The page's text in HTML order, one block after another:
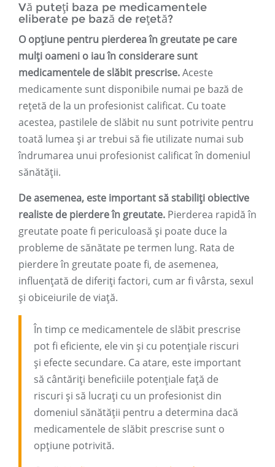
Vă puteți baza pe medicamentele
eliberate pe bază de rețetă?
O opțiune pentru pierderea în greutate pe care
mulți oameni o iau în considerare sunt
medicamentele de slăbit prescrise.Aceste
medicamente sunt disponibile numai pe bază de
rețetă de la un profesionist calificat. Cu toate
acestea, pastilele de slăbit nu sunt potrivite pentru
toată lumea și ar trebui să fie utilizate numai sub
îndrumarea unui profesionist calificat în domeniul
sănătății.
De asemenea, este important să stabiliți obiective
realiste de pierdere în greutate. Pierderea rapidă în
greutate poate fi periculoasă și poate duce la
probleme de sănătate pe termen lung. Rata de
pierdere în greutate poate fi, de asemenea,
influențată de diferiți factori, cum ar fi vârsta, sexul
și obiceiurile de viață.
În timp ce medicamentele de slăbit prescrise
pot fi eficiente, ele vin și cu potențiale riscuri
și efecte secundare. Ca atare, este important
să cântăriți beneficiile potențiale față de
riscuri și să lucrați cu un profesionist din
domeniul sănătății pentru a determina dacă
medicamentele de slăbit prescrise sunt o
opțiune potrivită.